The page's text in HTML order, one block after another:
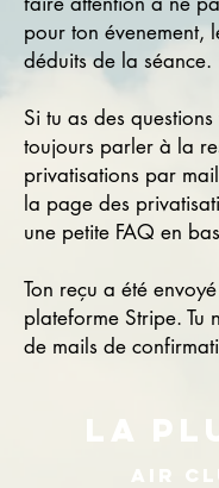
pour ton évenement,
déduits de la séance.
Si tu as des
toujours parler à la
privatisations par
la page des
une petite FAQ en
Ton reçu a été
plateforme Stripe. Tu
de mails de
LA
AIR